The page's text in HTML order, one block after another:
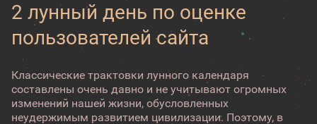
2 лунный день по оценке
пользователей сайта
Классические трактовки лунного календаря
составлены очень давно и не учитывают огромных
изменений нашей жизни, обусловленных
неудержимым развитием цивилизации. Поэтому, в